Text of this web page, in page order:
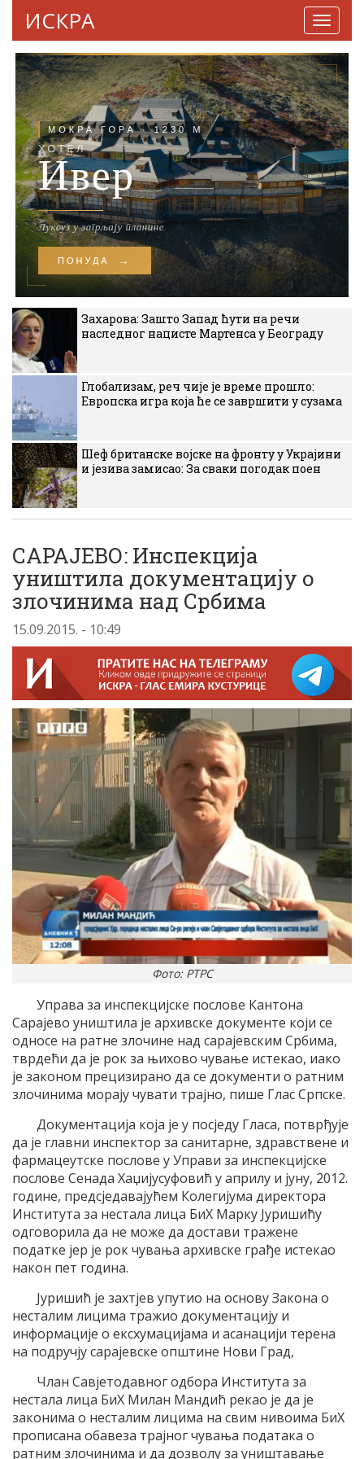
ИСКРА
Захарова: Зашто Запад ћути на речи
наследног нацисте Мартенса у Београду
Глобализам, реч чије је време прошло:
Европска игра која ће се завршити у сузама
Шеф британске војске на фронту у Украјини
и језива замисао: За сваки погодак поен
САРАЈЕВО: Инспекција
уништила документацију о
злочинима над Србима
15.09.2015. - 10:49
Фото: РТРС
Управа за инспекцијске послове Кантона
Сарајево уништила је архивске документе који се
односе на ратне злочине над сарајевским Србима,
тврдећи да је рок за њихово чување истекао, иако
је законом прецизирано да се документи о ратним
злочинима морају чувати трајно, пише Глас Српске.
Документација која је у посједу Гласа, потврђује
да је главни инспектор за санитарне, здравствене и
фармацеутске послове у Управи за инспекцијске
послове Сенада Хаџијусуфовић у априлу и јуну, 2012.
године, предсједавајућем Колегијума директора
Института за нестала лица БиХ Марку Јуришићу
одговорила да не може да достави тражене
податке јер је рок чувања архивске грађе истекао
након пет година.
Јуришић је захтјев упутио на основу Закона о
несталим лицима тражио документацију и
информације о ексхумацијама и асанацији терена
на подручју сарајевске општине Нови Град,
Члан Савјетодавног одбора Института за
нестала лица БиХ Милан Мандић рекао је да је
законима о несталим лицима на свим нивоима БиХ
прописана обавеза трајног чувања података о
ратним злочинима и да дозволу за уништавање